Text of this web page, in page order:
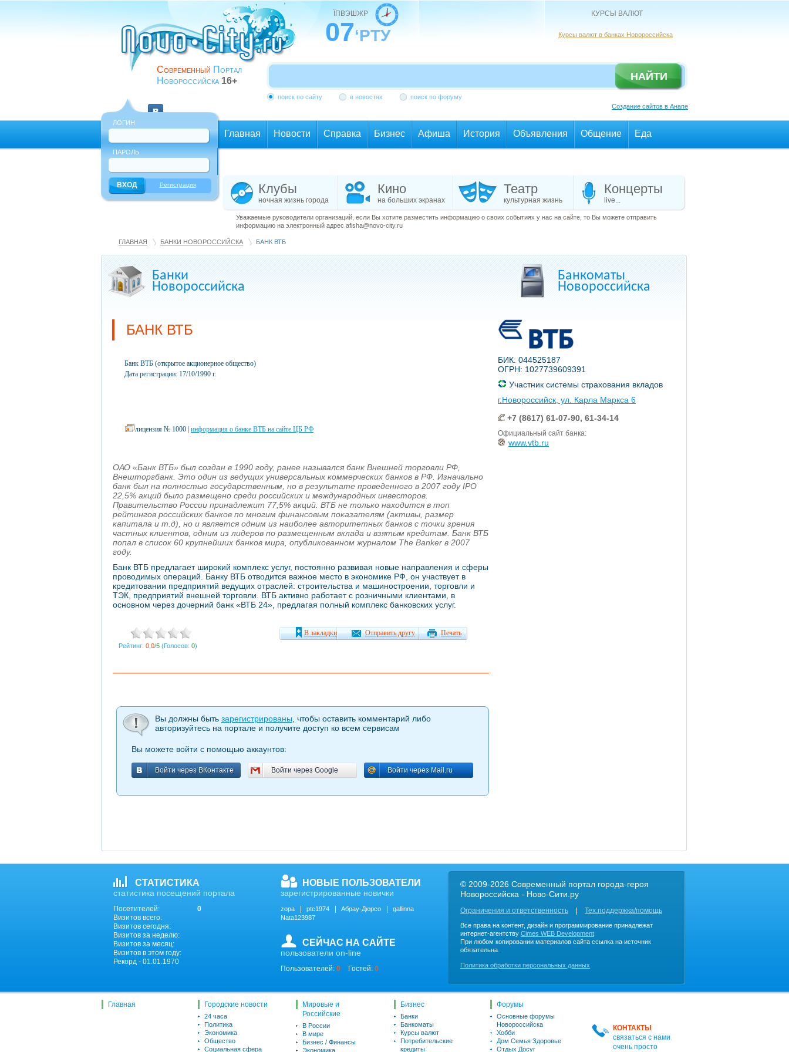
Современный Портал
Новороссийска 16+
ЇПВЭШЖР
07‘РТУ
КУРСЫ ВАЛЮТ
Курсы валют в банках Новороссийска
поиск по сайту в новостях
поиск по форуму
Создание сайтов в Анапе
ЛОГИН
ПАРОЛЬ
Регистрация
Главная Новости Справка Бизнес Афиша История Объявления Общение Еда
Клубы
ночная жизнь города
Кино
на больших экранах
Театр
культурная жизнь
Концерты
live...
Уважаемые руководители организаций, если Вы хотите разместить информацию о своих событиях у нас на сайте, то Вы можете отправить
информацию на электронный адрес afisha@novo-city.ru
ГЛАВНАЯ БАНКИ НОВОРОССИЙСКА БАНК ВТБ
Банки
Новороссийска
Банкоматы
Новороссийска
БАНК ВТБ
Банк ВТБ (открытое акционерное общество)
Дата регистрации: 17/10/1990 г.
лицензия № 1000 | информация о банке ВТБ на сайте ЦБ РФ
ОАО «Банк ВТБ» был создан в 1990 году, ранее назывался банк Внешней торговли РФ,
Внешторгбанк. Это один из ведущих универсальных коммерческих банков в РФ. Изначально
банк был на полностью государственным, но в результате проведенного в 2007 году IPO
22,5% акций было размещено среди российских и международных инвесторов.
Правительство России принадлежит 77,5% акций. ВТБ не только находится в топ
рейтингов российских банков по многим финансовым показателям (активы, размер
капитала и т.д), но и является одним из наиболее авторитетных банков с точки зрения
частных клиентов, одним из лидеров по размещенным вклада и взятым кредитам. Банк ВТБ
попал в список 60 крупнейших банков мира, опубликованном журналом The Banker в 2007
году.
Банк ВТБ предлагает широкий комплекс услуг, постоянно развивая новые направления и сферы
проводимых операций. Банку ВТБ отводится важное место в экономике РФ, он участвует в
кредитовании предприятий ведущих отраслей: строительства и машиностроении, торговли и
ТЭК, предприятий внешней торговли. ВТБ активно работает с розничными клиентами, в
основном через дочерний банк «ВТБ 24», предлагая полный комплекс банковских услуг.
Рейтинг: 0,0/5 (Голосов: 0)
В закладки Отправить другу Печать
Вы должны быть зарегистрированы , чтобы оставить комментарий либо
авторизуйтесь на портале и получите доступ ко всем сервисам
Вы можете войти с помощью аккаунтов:
Войти через ВКонтакте
Войти через ВКонтакте Войти через Google
Войти через Google Войти через Mail.ru
Войти через Mail.ru
БИК: 044525187
ОГРН: 1027739609391
Участник системы страхования вкладов
г.Новороссийск, ул. Карла Маркса 6
+7 (8617) 61-07-90, 61-34-14
Официальный сайт банка:
www.vtb.ru
© 2009-2026 Современный портал города-героя
Новороссийска - Ново-Сити.ру
Ограничения и ответственность Тех.поддержка/помощь
Все права на контент, дизайн и программирование принадлежат
интернет-агентству Cimes WEB Development
При любом копировании материалов сайта ссылка на источник
обязательна.
Политика обработки персональных данных
СТАТИСТИКА
статистика посещений портала
Посетителей:
0
Визитов всего:
Визитов сегодня:
Визитов за неделю:
Визитов за месяц:
Визитов в этом году:
Рекорд - 01.01.1970
НОВЫЕ ПОЛЬЗОВАТЕЛИ
зарегистрированные новички
zopa ptc1974 Абрау-Дюрсо
gallinna
Nata123987
СЕЙЧАС НА САЙТЕ
пользователи on-line
Пользователей: 0 Гостей: 0
КОНТАКТЫ
связаться с нами
очень просто
Главная Городские новости
24 часа
Политика
Экономика
Общество
Социальная сфера
Мировые и
Российские
В России
В мире
Бизнес / Финансы
Экономика
Бизнес
Банки
Банкоматы
Курсы валют
Потребительские
кредиты
Форумы
Основные форумы
Новороссийска
Хобби
Дом Семья Здоровье
Отдых Досуг